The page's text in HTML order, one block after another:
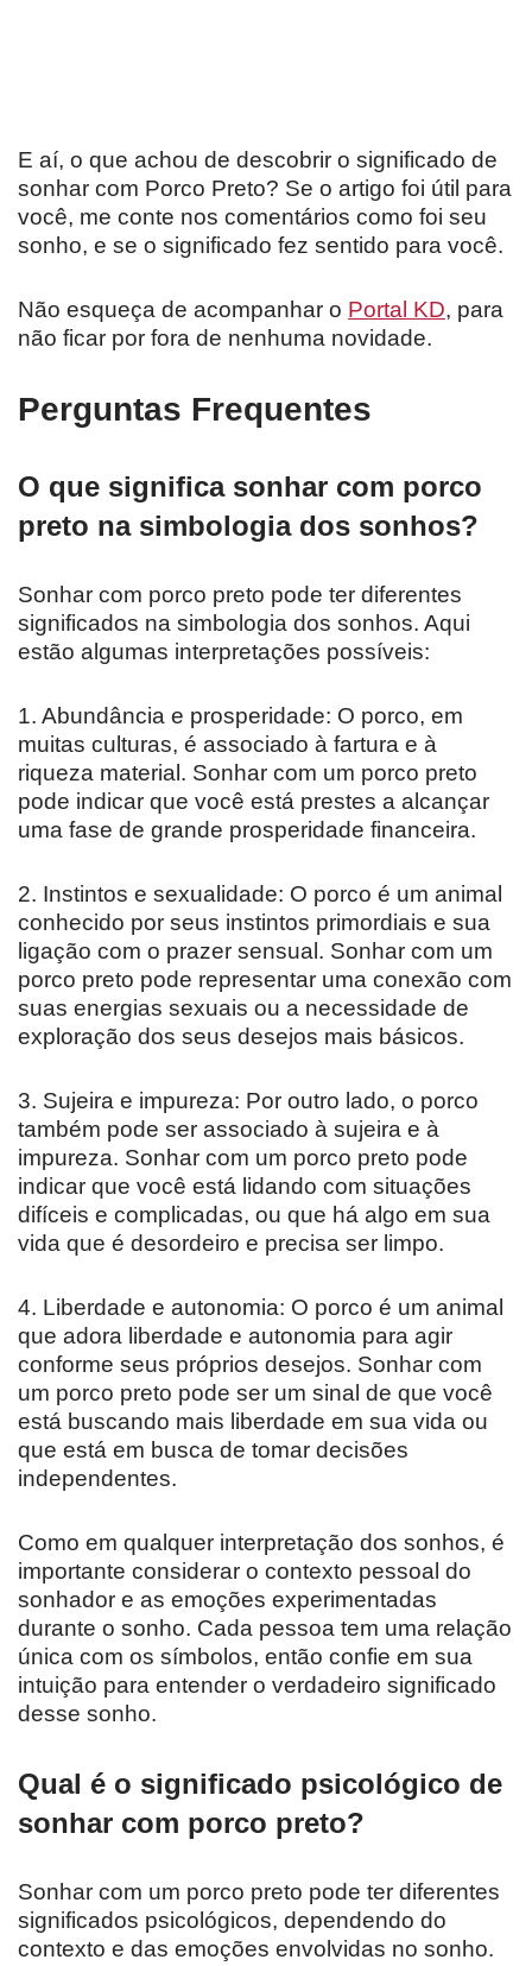
E aí, o que achou de descobrir o significado de
sonhar com Porco Preto? Se o artigo foi útil para
você, me conte nos comentários como foi seu
sonho, e se o significado fez sentido para você.
Não esqueça de acompanhar o Portal KD, para
não ficar por fora de nenhuma novidade.
Perguntas Frequentes
O que significa sonhar com porco
preto na simbologia dos sonhos?
Sonhar com porco preto pode ter diferentes
significados na simbologia dos sonhos. Aqui
estão algumas interpretações possíveis:
1. Abundância e prosperidade: O porco, em
muitas culturas, é associado à fartura e à
riqueza material. Sonhar com um porco preto
pode indicar que você está prestes a alcançar
uma fase de grande prosperidade financeira.
2. Instintos e sexualidade: O porco é um animal
conhecido por seus instintos primordiais e sua
ligação com o prazer sensual. Sonhar com um
porco preto pode representar uma conexão com
suas energias sexuais ou a necessidade de
exploração dos seus desejos mais básicos.
3. Sujeira e impureza: Por outro lado, o porco
também pode ser associado à sujeira e à
impureza. Sonhar com um porco preto pode
indicar que você está lidando com situações
difíceis e complicadas, ou que há algo em sua
vida que é desordeiro e precisa ser limpo.
4. Liberdade e autonomia: O porco é um animal
que adora liberdade e autonomia para agir
conforme seus próprios desejos. Sonhar com
um porco preto pode ser um sinal de que você
está buscando mais liberdade em sua vida ou
que está em busca de tomar decisões
independentes.
Como em qualquer interpretação dos sonhos, é
importante considerar o contexto pessoal do
sonhador e as emoções experimentadas
durante o sonho. Cada pessoa tem uma relação
única com os símbolos, então confie em sua
intuição para entender o verdadeiro significado
desse sonho.
Qual é o significado psicológico de
sonhar com porco preto?
Sonhar com um porco preto pode ter diferentes
significados psicológicos, dependendo do
contexto e das emoções envolvidas no sonho.